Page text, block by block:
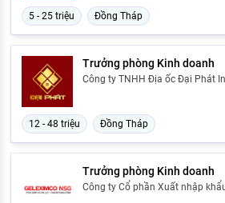
5 - 25 triệu Đồng Tháp
Trưởng phòng Kinh doanh
Công ty TNHH Địa ốc Đại Phát
12 - 48 triệu Đồng Tháp
Trưởng phòng Kinh doanh
Công ty Cổ phần Xuất nhập